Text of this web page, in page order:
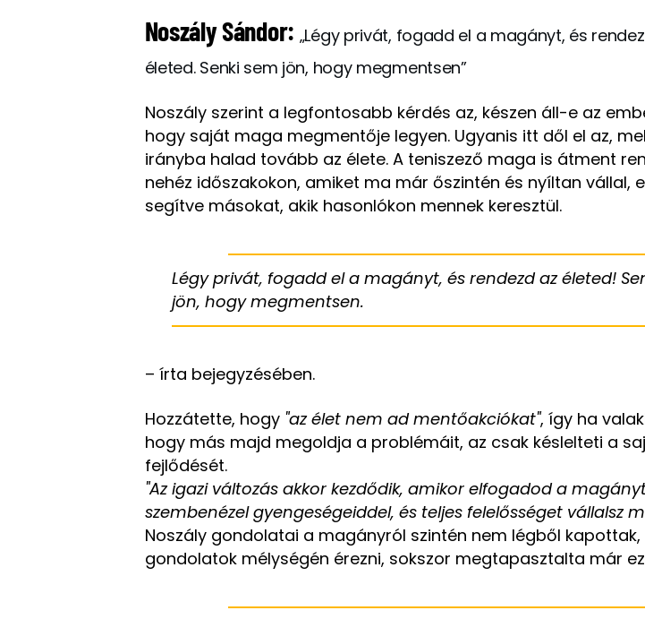
Noszály Sándor: „Légy privát, fogadd el a magányt, és
életed. Senki sem jön, hogy megmentsen”
Noszály szerint a legfontosabb kérdés az, készen áll-e az
hogy saját maga megmentője legyen. Ugyanis itt dől el az,
irányba halad tovább az élete. A teniszező maga is átment
nehéz időszakokon, amiket ma már őszintén és nyíltan vállal,
segítve másokat, akik hasonlókon mennek keresztül.
Légy privát, fogadd el a magányt, és rendezd az életed!
jön, hogy megmentsen.
– írta bejegyzésében.
Hozzátette, hogy"az élet nem ad mentőakciókat", így ha
hogy más majd megoldja a problémáit, az csak késlelteti a
fejlődését.
"Az igazi változás akkor kezdődik, amikor elfogadod a
szembenézel gyengeségeiddel, és teljes felelősséget vállalsz
Noszály gondolatai a magányról szintén nem légből kapottak,
gondolatok mélységén érezni, sokszor megtapasztalta már